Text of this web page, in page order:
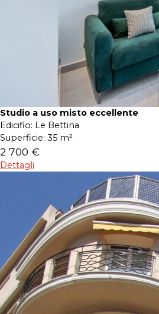
Studio a uso misto eccellente
Edicifio: Le Bettina
Superficie: 35 m²
2 700 €
Dettagli